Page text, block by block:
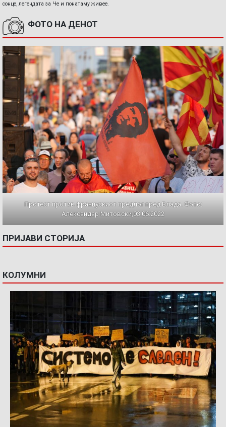
сонце, легендата за Че и понатаму живее.
ФОТО НА ДЕНОТ
Протест против францускиот предлог пред Влада. Фото:
Александар Митовски,03.06.2022
ПРИЈАВИ СТОРИЈА
КОЛУМНИ